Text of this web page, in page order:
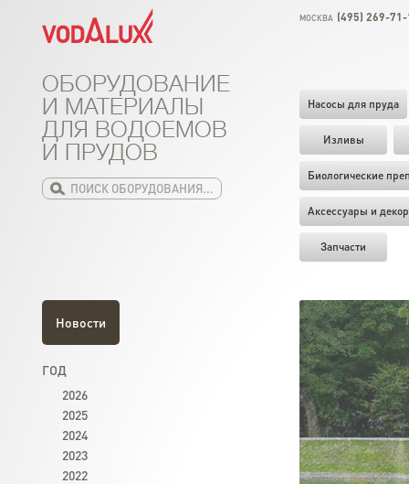
МОСКВА (495) 269-
Насосы для пруда
Изливы
Биологические
Аксессуары и декор
Запчасти
ОБОРУДОВАНИЕ
И МАТЕРИАЛЫ
ДЛЯ ВОДОЕМОВ
И ПРУДОВ
Новости
ГОД
2026
2025
2024
2023
2022